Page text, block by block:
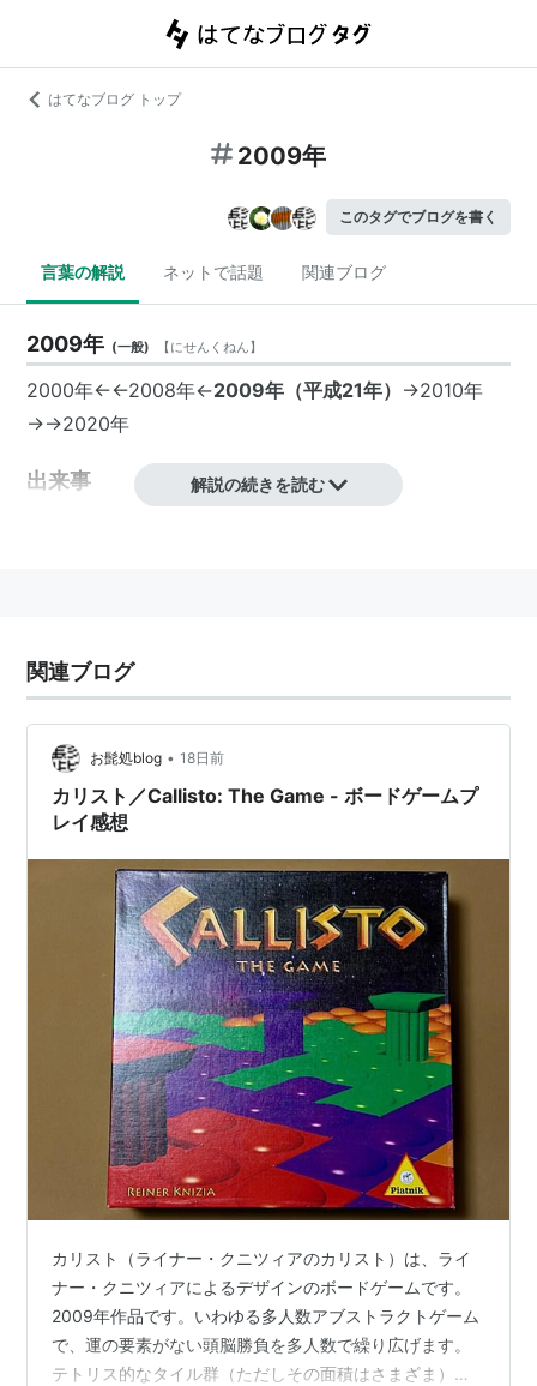
はてなブログ トップ
2009年
このタグでブログを書く
言葉の解説 ネットで話題 関連ブログ
2009年 (一般) 【にせんくねん】
2000年←←2008年←2009年 （平成21年） →2010年
→→2020年
出来事
バラク・オバマ
5月の出来事
5月16日
が就任
5月21日
裁判員制度（裁判員の参加する刑事裁判に関する
法律）施行
7月の出来事
7月21日
内閣総理大臣・麻生太郎により衆議院が解散
7月22日
日本で皆既日食 が観測される
◆8月の出来事
8月3日
裁判員が参加した刑事裁判が東京地裁で開かれる
（〜6日）
押尾学、麻薬取締法違反で逮捕される
解説の続きを読む
関連ブログ
お髭処blog • 18日前
カリスト／Callisto: The Game - ボードゲームプ
レイ感想
カリスト（ライナー・クニツィアのカリスト）は、ライ
ナー・クニツィアによるデザインのボードゲームです。
2009年作品です。いわゆる多人数アブストラクトゲーム
で、運の要素がない頭脳勝負を多人数で繰り広げます。
テトリス的なタイル群（ただしその面積はさまざま）を